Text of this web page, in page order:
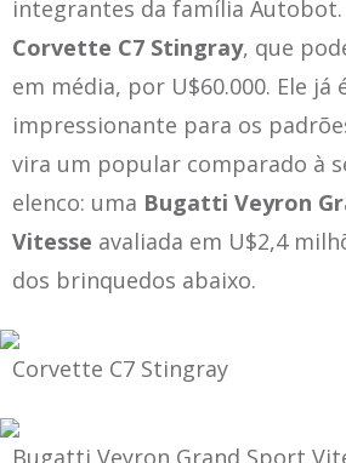
integrantes da família
Corvette C7 Stingray, que
em média, por U$60.000. Ele já
impressionante para os
vira um popular comparado à
elenco: uma Bugatti Veyron
Vitesse avaliada em U$2,4
dos brinquedos abaixo.
Corvette C7 Stingray
Bugatti Veyron Grand Sport